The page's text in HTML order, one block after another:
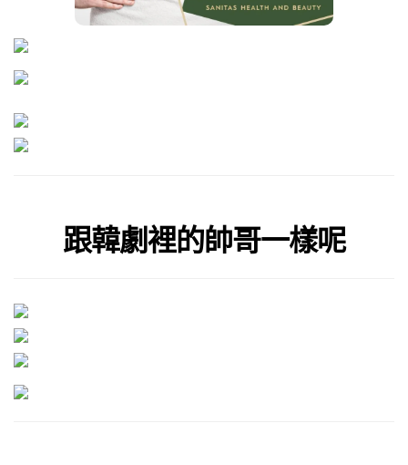
跟韓劇裡的帥哥一樣呢